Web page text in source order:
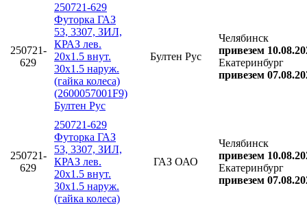
250721-
629
250721-629
Футорка ГАЗ
53, 3307, ЗИЛ,
КРАЗ лев.
20х1.5 внут.
30х1.5 наруж.
(гайка колеса)
(2600057001F9)
Бултен Рус
Бултен Рус
Челябинск
привезем
Екатеринбург
привезем
250721-
629
250721-629
Футорка ГАЗ
53, 3307, ЗИЛ,
КРАЗ лев.
20х1.5 внут.
30х1.5 наруж.
(гайка колеса)
ГАЗ ОАО
Челябинск
привезем
Екатеринбург
привезем